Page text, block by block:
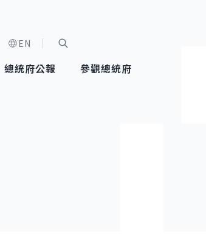
級選單
EN
總統府公報 參觀總統府